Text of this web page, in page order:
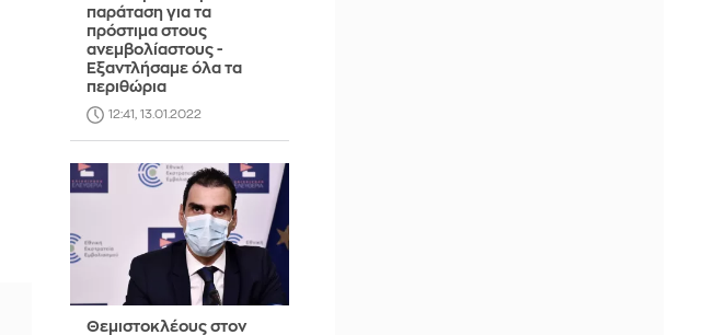
παράταση για τα
πρόστιμα στους
ανεμβολίαστους -
Εξαντλήσαμε όλα τα
περιθώρια
12:41, 13.01.2022
Θεμιστοκλέους στον